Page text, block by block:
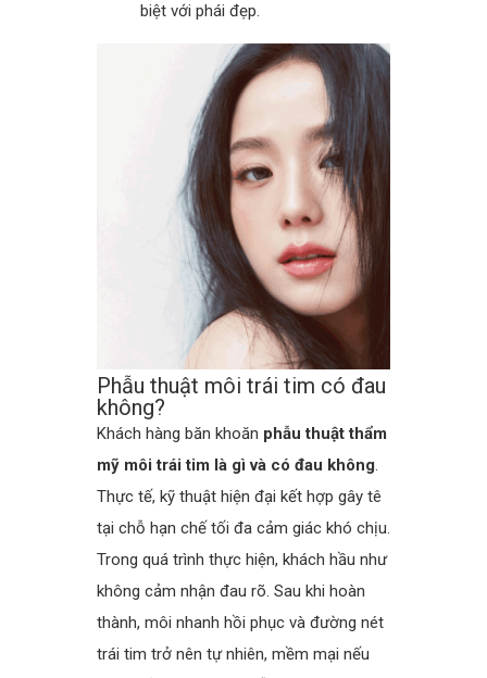
biệt với phái đẹp.
Phẫu thuật môi trái tim có đau
không?
Khách hàng băn khoăn phẫu thuật thẩm
mỹ môi trái tim là gì và có đau không.
Thực tế, kỹ thuật hiện đại kết hợp gây tê
tại chỗ hạn chế tối đa cảm giác khó chịu.
Trong quá trình thực hiện, khách hầu như
không cảm nhận đau rõ. Sau khi hoàn
thành, môi nhanh hồi phục và đường nét
trái tim trở nên tự nhiên, mềm mại nếu